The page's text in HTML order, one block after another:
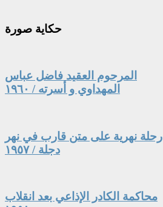
حكاية صورة
المرحوم العقيد فاضل عباس
المهداوي و أسرته / ١٩٦٠
رحلة نهرية على متن قارب في نهر
دجلة / ١٩٥٧
محاكمة الكادر الإذاعي بعد انقلاب